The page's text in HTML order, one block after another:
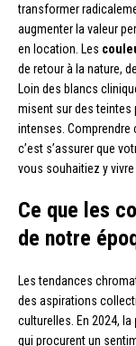
transformer
augmenter la valeur
en location. Les
de retour à la nature,
Loin des blancs
misent sur des teintes
intenses. Comprendre
c’est s’assurer que
vous souhaitiez y
Ce que les
de notre
Les tendances
des aspirations
culturelles. En 2024, la
qui procurent un